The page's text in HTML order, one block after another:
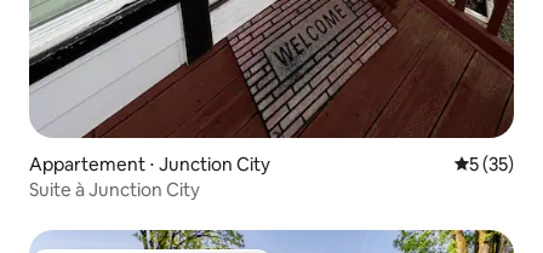
Appartement ⋅ Junction City
5 (35)
Suite à Junction City